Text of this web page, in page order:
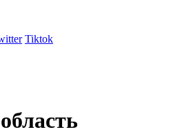
Tiktok